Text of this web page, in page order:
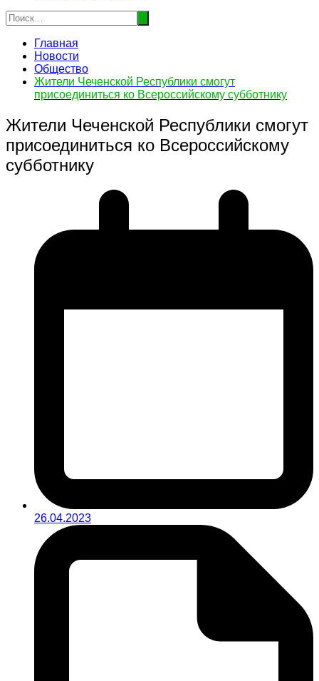
Главная
Новости
Общество
Жители Чеченской Республики смогут
присоединиться ко Всероссийскому субботнику
Жители Чеченской Республики смогут
присоединиться ко Всероссийскому
субботнику
26.04.2023